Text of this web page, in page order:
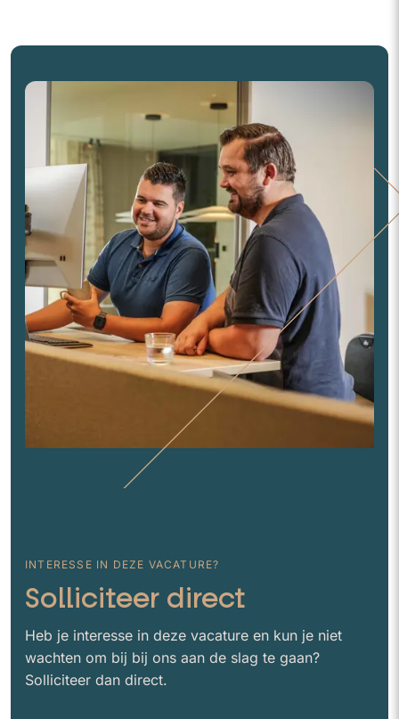
INTERESSE IN DEZE VACATURE?
Solliciteer direct
Heb je interesse in deze vacature en kun je niet
wachten om bij bij ons aan de slag te gaan?
Solliciteer dan direct.